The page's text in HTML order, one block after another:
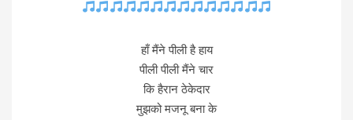
हाँ मैंने पीली है हाय
पीली पीली मैंने चार
कि हैरान ठेकेदार
मुझको मजनू बना के